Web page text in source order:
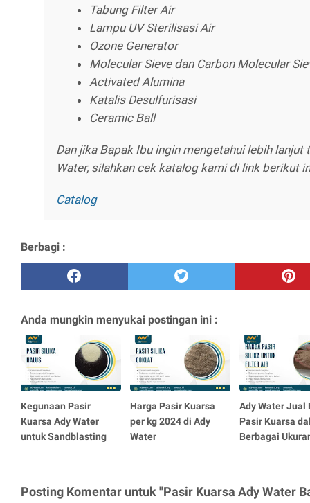
Tabung Filter Air
Lampu UV Sterilisasi Air
Ozone Generator
Molecular Sieve dan Carbon Molecular
Activated Alumina
Katalis Desulfurisasi
Ceramic Ball
Dan jika Bapak Ibu ingin mengetahui lebih lanjut
Water, silahkan cek katalog kami di link berikut
Catalog
Berbagi :
Anda mungkin menyukai postingan ini :
Kegunaan Pasir
Kuarsa Ady Water
untuk Sandblasting
Harga Pasir Kuarsa
per kg 2024 di Ady
Water
Ady Water Jual
Pasir Kuarsa
Berbagai
Posting Komentar untuk "Pasir Kuarsa Ady Water